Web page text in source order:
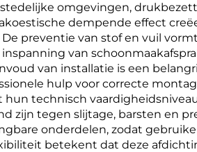
omgevingen,
dempende effect
preventie van stof en vuil
van
van installatie is een
hulp voor correcte
technisch
zijn tegen slijtage, barsten en
onderdelen, zodat
betekent dat deze